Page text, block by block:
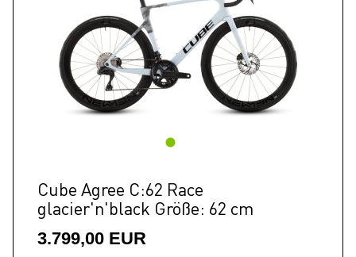
Cube Agree C:62 Race
glacier'n'black Größe: 62 cm
3.799,00 EUR